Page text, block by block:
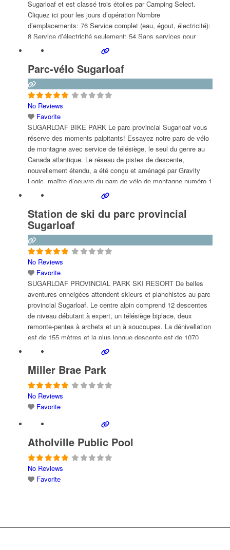
Sugarloaf et est classé trois étoiles par Camping Select.
Cliquez ici pour les jours d’opération Nombre
d’emplacements: 76 Service complet (eau, égout, électricité):
8 Service d’électricité seulement: 54 Sans services pour
tentes: 11 Yourtes [abris rustiques] service d’électricité
Parc-vélo Sugarloaf
No Reviews
Favorite
SUGARLOAF BIKE PARK Le parc provincial Sugarloaf vous
réserve des moments palpitants! Essayez notre parc de vélo
de montagne avec service de télésiège, le seul du genre au
Canada atlantique. Le réseau de pistes de descente,
nouvellement étendu, a été conçu et aménagé par Gravity
Logic, maître d’oeuvre du parc de vélo de montagne numéro 1
de Whistler, en Colombie-Britannique,
Station de ski du parc provincial
Sugarloaf
No Reviews
Favorite
SUGARLOAF PROVINCIAL PARK SKI RESORT De belles
aventures enneigées attendent skieurs et planchistes au parc
provincial Sugarloaf. Le centre alpin comprend 12 descentes
de niveau débutant à expert, un télésiège biplace, deux
remonte-pentes à archets et un à soucoupes. La dénivellation
est de 155 mètres et la plus longue descente est de 1070
mètres. Le parc à neige et ses
Miller Brae Park
No Reviews
Favorite
Atholville Public Pool
No Reviews
Favorite